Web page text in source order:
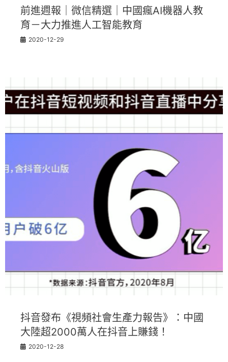
前進週報｜微信精選｜中國瘋AI機器人教
育－大力推進人工智能教育
2020-12-29
抖音發布《視頻社會生產力報告》：中國
大陸超2000萬人在抖音上賺錢！
2020-12-28